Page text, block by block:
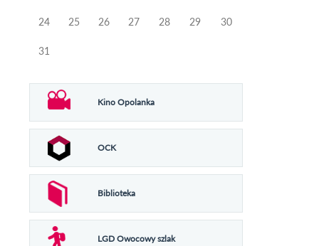
24 25 26 27 28 29 30
31
Kino Opolanka
OCK
Biblioteka
LGD Owocowy szlak